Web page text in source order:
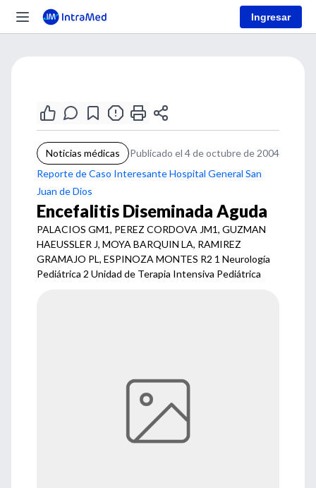
Ingresar
Noticias médicas
Publicado el 4 de octubre de 2004
Reporte de Caso Interesante Hospital General San
Juan de Dios
Encefalitis Diseminada Aguda
PALACIOS GM1, PEREZ CORDOVA JM1, GUZMAN
HAEUSSLER J, MOYA BARQUIN LA, RAMIREZ
GRAMAJO PL, ESPINOZA MONTES R2 1 Neurología
Pediátrica 2 Unidad de Terapia Intensiva Pediátrica